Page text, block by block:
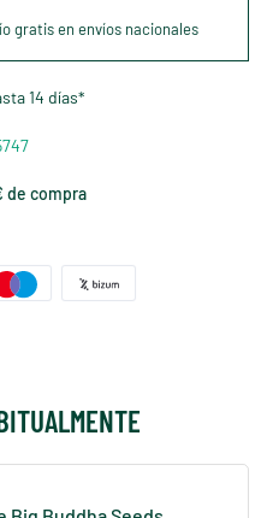
gratis en envíos nacionales
14 días*
de compra